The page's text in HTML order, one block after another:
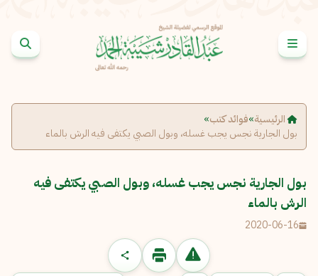
الرئيسية»فوائد كتب»
بول الجارية نجس يجب غسله، وبول الصبي يكتفى فيه الرش بالماء
بول الجارية نجس يجب غسله، وبول الصبي يكتفى فيه
الرش بالماء
2020-06-16
الإبلاغ عن مشكلة
الاسم الكامل*
البريد الإلكتروني
الرسالة
نسخ